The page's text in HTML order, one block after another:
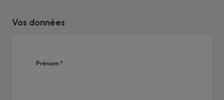
Vos données
Prénom *